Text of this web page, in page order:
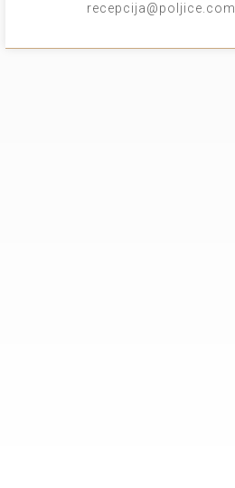
recepcija@poljice.com